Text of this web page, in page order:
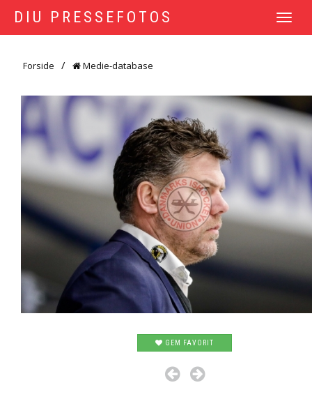
DIU PRESSEFOTOS
TOGGLE
Forside Medie-database
GEM FAVORIT